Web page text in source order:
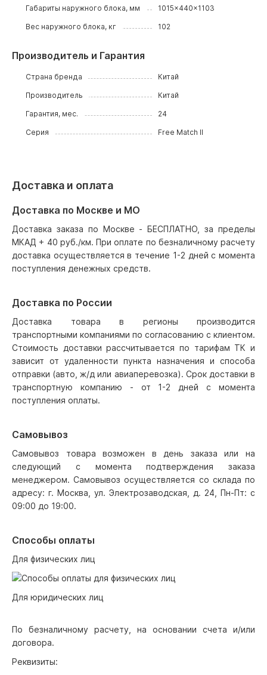
Габариты наружного блока, мм 1015x440x1103
Вес наружного блока, кг 102
Производитель и Гарантия
Страна бренда Китай
Производитель Китай
Гарантия, мес. 24
Серия Free Match II
Доставка и оплата
Доставка по Москве и МО
Доставка заказа по Москве - БЕСПЛАТНО, за пределы
МКАД + 40 руб./км. При оплате по безналичному расчету
доставка осуществляется в течение 1-2 дней с момента
поступления денежных средств.
Доставка по России
Доставка товара в регионы производится
транспортными компаниями по согласованию с клиентом.
Стоимость доставки рассчитывается по тарифам ТК и
зависит от удаленности пункта назначения и способа
отправки (авто, ж/д или авиаперевозка). Срок доставки в
транспортную компанию - от 1-2 дней с момента
поступления оплаты.
Самовывоз
Самовывоз товара возможен в день заказа или на
следующий с момента подтверждения заказа
менеджером. Самовывоз осуществляется со склада по
адресу: г. Москва, ул. Электрозаводская, д. 24, Пн-Пт: с
09:00 до 19:00.
Способы оплаты
Для физических лиц
Для юридических лиц
По безналичному расчету, на основании счета и/или
договора.
Реквизиты: